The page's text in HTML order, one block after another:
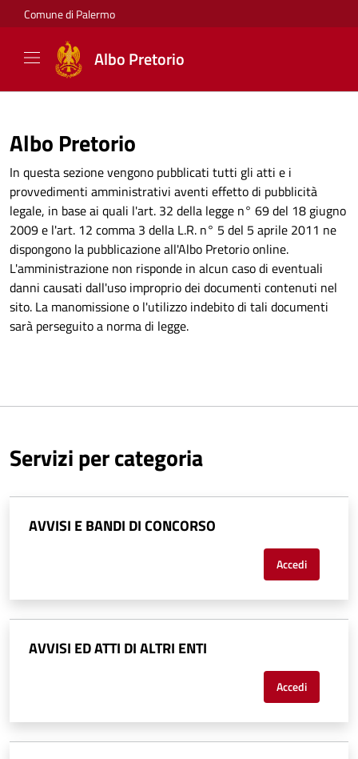
Comune di Palermo
Albo Pretorio
Albo Pretorio
In questa sezione vengono pubblicati tutti gli atti e i
provvedimenti amministrativi aventi effetto di pubblicità
legale, in base ai quali l'art. 32 della legge n° 69 del 18 giugno
2009 e l'art. 12 comma 3 della L.R. n° 5 del 5 aprile 2011 ne
dispongono la pubblicazione all'Albo Pretorio online.
L'amministrazione non risponde in alcun caso di eventuali
danni causati dall'uso improprio dei documenti contenuti nel
sito. La manomissione o l'utilizzo indebito di tali documenti
sarà perseguito a norma di legge.
Servizi per categoria
AVVISI E BANDI DI CONCORSO
Accedi
AVVISI ED ATTI DI ALTRI ENTI
Accedi